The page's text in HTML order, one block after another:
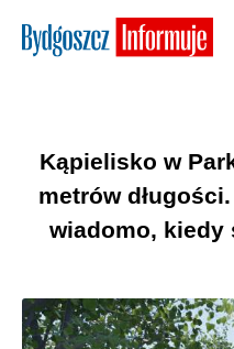
Kąpielisko w
metrów
wiadomo, kiedy